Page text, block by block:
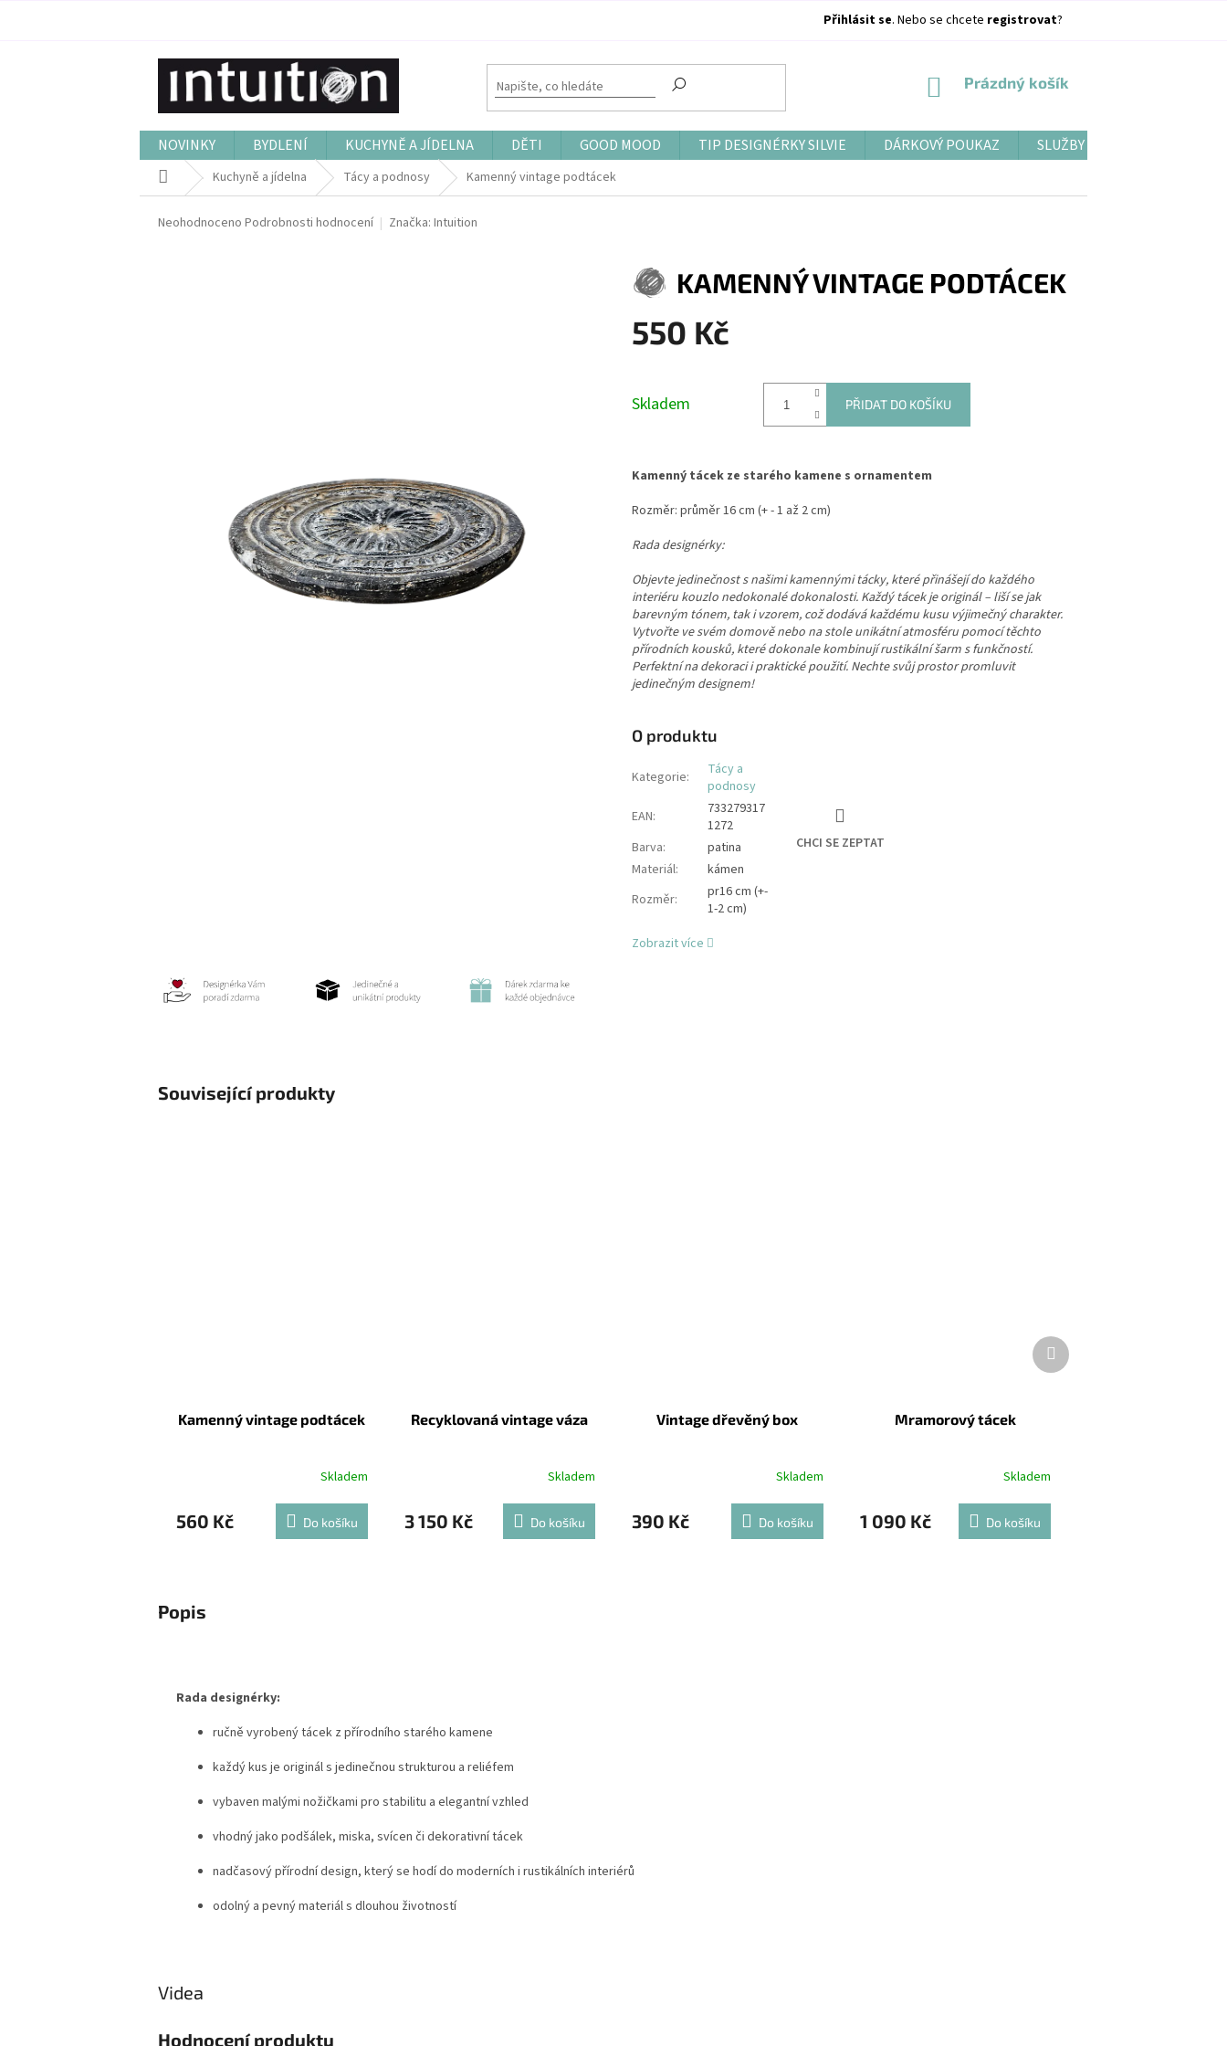
Přihlásit se. Nebo se chcete registrovat?
NÁKUPNÍ
Prázdný košík
NOVINKY BYDLENÍ KUCHYNĚ A JÍDELNA DĚTI GOOD MOOD TIP DESIGNÉRKY SILVIE DÁRKOVÝ POUKAZ SLUŽBY
Domů Kuchyně a jídelna Tácy a podnosy Kamenný vintage podtácek
Průměrné
Neohodnoceno Podrobnosti hodnocení Značka: Intuition
KAMENNÝ VINTAGE PODTÁCEK
550 Kč
Skladem PŘIDAT DO KOŠÍKU
Kamenný tácek ze starého kamene s ornamentem
Rozměr: průměr 16 cm (+ - 1 až 2 cm)
Rada designérky:
Objevte jedinečnost s našimi kamennými tácky, které přinášejí do každého
interiéru kouzlo nedokonalé dokonalosti. Každý tácek je originál – liší se jak
barevným tónem, tak i vzorem, což dodává každému kusu výjimečný charakter.
Vytvořte ve svém domově nebo na stole unikátní atmosféru pomocí těchto
přírodních kousků, které dokonale kombinují rustikální šarm s funkčností.
Perfektní na dekoraci i praktické použití. Nechte svůj prostor promluvit
jedinečným designem!
O produktu
Kategorie:
Tácy a
podnosy
EAN:
733279317
1272
Barva:
patina
Materiál:
kámen
Rozměr:
pr16 cm (+-
1-2 cm)
CHCI SE ZEPTAT
Zobrazit více
Související produkty
Kamenný vintage podtácek
Skladem
560 Kč Do košíku
Recyklovaná vintage váza
Skladem
3 150 Kč Do košíku
Vintage dřevěný box
Skladem
390 Kč Do košíku
Mramorový tácek
Skladem
1 090 Kč Do košíku
Další
produkt
Popis
Rada designérky:
ručně vyrobený tácek z přírodního starého kamene
každý kus je originál s jedinečnou strukturou a reliéfem
vybaven malými nožičkami pro stabilitu a elegantní vzhled
vhodný jako podšálek, miska, svícen či dekorativní tácek
nadčasový přírodní design, který se hodí do moderních i rustikálních interiérů
odolný a pevný materiál s dlouhou životností
Videa
Hodnocení produktu